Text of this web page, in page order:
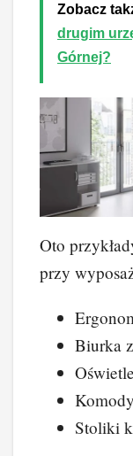
Zobacz
drugim
Górnej?
Oto
przy
Biurka
Stoliki